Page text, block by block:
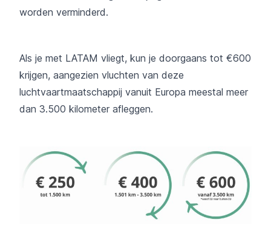
worden verminderd.
Als je met LATAM vliegt, kun je doorgaans tot €600
krijgen, aangezien vluchten van deze
luchtvaartmaatschappij vanuit Europa meestal meer
dan 3.500 kilometer afleggen.